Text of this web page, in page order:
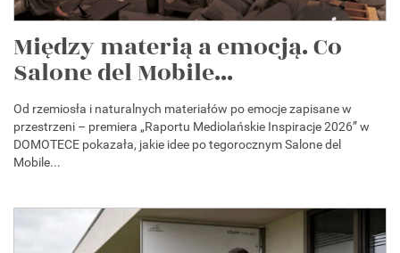
Między materią a emocją. Co
Salone del Mobile...
Od rzemiosła i naturalnych materiałów po emocje zapisane w
przestrzeni – premiera „Raportu Mediolańskie Inspiracje 2026” w
DOMOTECE pokazała, jakie idee po tegorocznym Salone del
Mobile...